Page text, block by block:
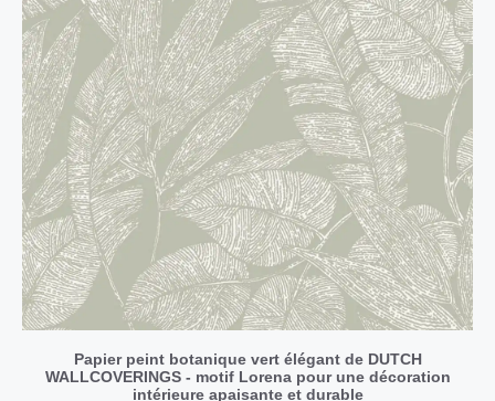
Papier peint botanique vert élégant de DUTCH
WALLCOVERINGS - motif Lorena pour une décoration
intérieure apaisante et durable